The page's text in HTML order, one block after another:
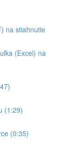
na stiahnutie
(Excel) na
(1:29)
(0:35)